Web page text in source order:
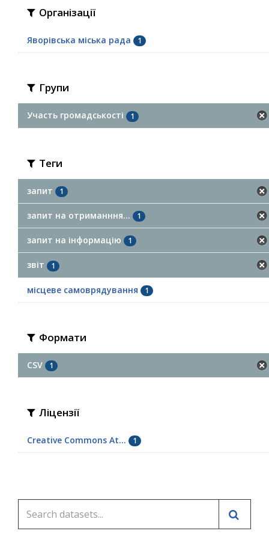
Організації
Яворівська міська рада 1
Групи
Участь громадськості 1
Теги
запит 1
запит на отриманння... 1
запит на інформацію 1
звіт 1
місцеве самоврядування 1
Формати
CSV 1
Ліцензії
Creative Commons At... 1